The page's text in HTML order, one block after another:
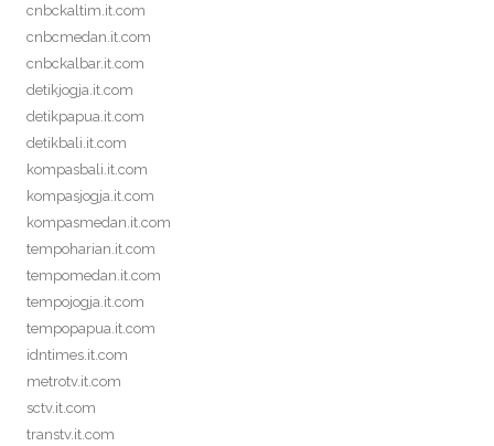
cnbckaltim.it.com
cnbcmedan.it.com
cnbckalbar.it.com
detikjogja.it.com
detikpapua.it.com
detikbali.it.com
kompasbali.it.com
kompasjogja.it.com
kompasmedan.it.com
tempoharian.it.com
tempomedan.it.com
tempojogja.it.com
tempopapua.it.com
idntimes.it.com
metrotv.it.com
sctv.it.com
transtv.it.com